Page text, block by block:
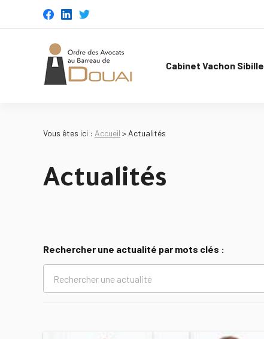
Cabinet Vachon Sibille
Vous êtes ici : Accueil > Actualités
Actualités
Rechercher une actualité par mots clés :
Panneau de gestion des cookies